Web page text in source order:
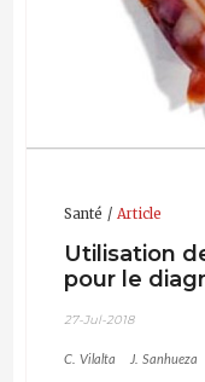
Santé Article
Utilisation
pour le
27-Jul-2018
C. Vilalta J. Sanhueza